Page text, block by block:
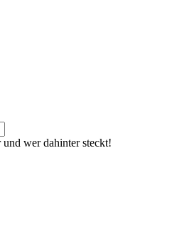
wer dahinter steckt!